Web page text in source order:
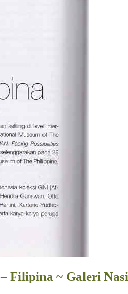
Filipina ~ Galeri